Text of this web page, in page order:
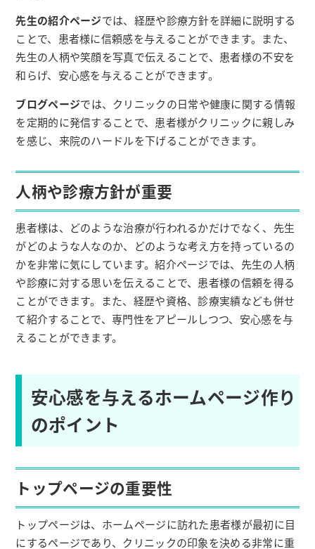
先生の紹介ページでは、経歴や診療方針を詳細に説明する
ことで、患者様に信頼感を与えることができます。また、
先生の人柄や笑顔を写真で伝えることで、患者様の不安を
和らげ、安心感を与えることができます。
ブログページでは、クリニックの日常や健康に関する情報
を定期的に発信することで、患者様がクリニックに親しみ
を感じ、来院のハードルを下げることができます。
人柄や診療方針が重要
患者様は、どのような治療が行われるかだけでなく、先生
がどのような人なのか、どのような考え方を持っているの
かを非常に気にしています。紹介ページでは、先生の人柄
や診療に対する思いを伝えることで、患者様の信頼を得る
ことができます。また、経歴や資格、診療実績なども併せ
て紹介することで、専門性をアピールしつつ、安心感を与
えることができます。
安心感を与えるホームページ作り
のポイント
トップページの重要性
トップページは、ホームページに訪れた患者様が最初に目
にするページであり、クリニックの印象を決める非常に重